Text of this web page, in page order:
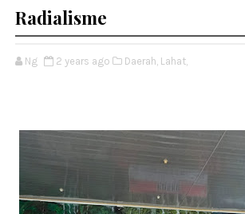
Radialisme
Ng 2 years ago Daerah, Lahat,